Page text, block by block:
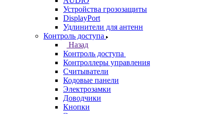
Устройства грозозащиты
DisplayPort
Удлинители для антенн
Контроль доступа
Назад
Контроль доступа
Контроллеры управления
Считыватели
Кодовые панели
Электрозамки
Доводчики
Кнопки